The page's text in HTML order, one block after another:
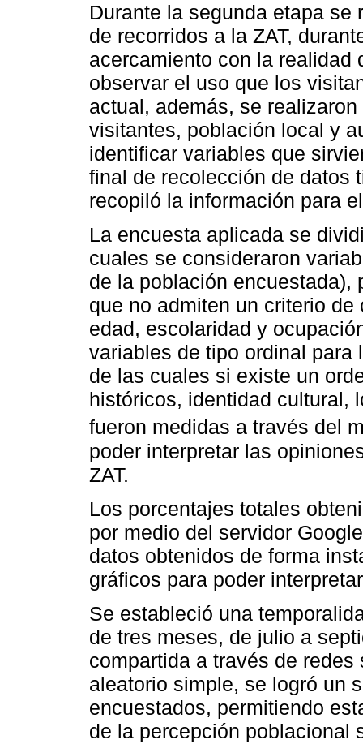
Durante la segunda etapa
de recorridos a la ZAT,
acercamiento con la realidad
observar el uso que los
actual, además, se
visitantes, población local y
identificar variables que
final de recolección de datos
recopiló la información para
La encuesta aplicada se
cuales se consideraron
de la población encuestada),
que no admiten un criterio
edad, escolaridad y
variables de tipo ordinal para
de las cuales si existe un
históricos, identidad cultural,
fueron medidas a través del
poder interpretar las
ZAT.
Los porcentajes totales
por medio del servidor
datos obtenidos de forma
gráficos para poder
Se estableció una
de tres meses, de julio a
compartida a través de
aleatorio simple, se logró un
encuestados, permitiendo
de la percepción poblacional